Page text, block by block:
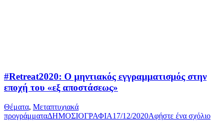
#Retreat2020: Ο μηντιακός εγγραμματισμός στην
εποχή του «εξ αποστάσεως»
Θέματα, Μεταπτυχιακά
προγράμματαΔΗΜΟΣΙΟΓΡΑΦΙΑ17/12/2020Αφήστε ένα σχόλιο